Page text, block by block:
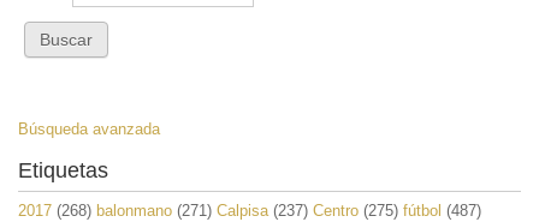
Búsqueda avanzada
Etiquetas
2017 (268) balonmano (271) Calpisa(237) Centro (275) fútbol (487)